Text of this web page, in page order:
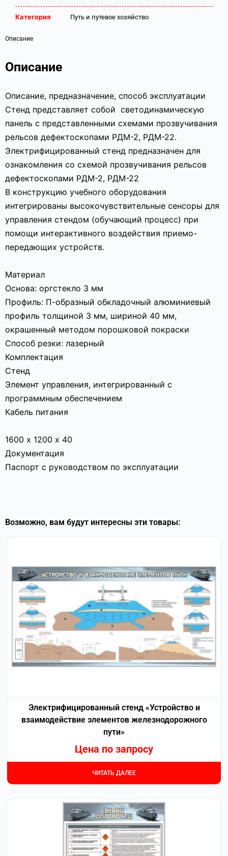
Категория Путь и путевое хозяйство
Описание
Описание
Описание, предназначение, способ эксплуатации
Стенд представляет собой светодинамическую
панель с представленными схемами прозвучивания
рельсов дефектоскопами РДМ-2, РДМ-22.
Электрифицированный стенд предназначен для
ознакомления со схемой прозвучивания рельсов
дефектоскопами РДМ-2, РДМ-22
В конструкцию учебного оборудования
интегрированы высокочувствительные сенсоры для
управления стендом (обучающий процесс) при
помощи интерактивного воздействия приемо-
передающих устройств.
Материал
Основа: оргстекло 3 мм
Профиль: П-образный обкладочный алюминиевый
профиль толщиной 3 мм, шириной 40 мм,
окрашенный методом порошковой покраски
Способ резки: лазерный
Комплектация
Стенд
Элемент управления, интегрированный с
программным обеспечением
Кабель питания
1600 х 1200 х 40
Документация
Паспорт с руководством по эксплуатации
Возможно, вам будут интересны эти товары:
Электрифицированный стенд «Устройство и
взаимодействие элементов железнодорожного
пути»
Цена по запросу
ЧИТАТЬ ДАЛЕЕ